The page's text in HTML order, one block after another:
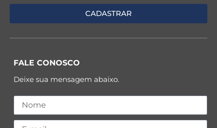
FALE CONOSCO
Deixe sua mensagem abaixo.